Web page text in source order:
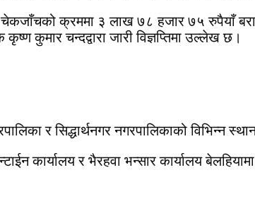
चेकजाँचको क्रममा ३ लाख ७८ हजार ७५ रुपैयाँ
कुमार चन्दद्वारा जारी विज्ञप्तिमा उल्लेख छ।
र सिद्धार्थनगर नगरपालिकाको विभिन्न
कार्यालय र भैरहवा भन्सार कार्यालय